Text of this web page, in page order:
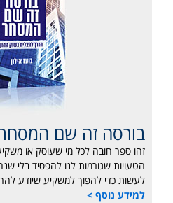
בורסה זה שם
זהו ספר חובה לכל מי שעוסק או
הטעויות שגורמות לנו להפסיד בלי
לעשות כדי להפוך למשקיע שיודע
למידע נוסף >